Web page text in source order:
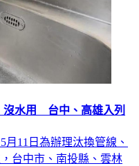
沒水用 台中、高雄入列
11日為辦理汰換管線、
台中市、南投縣、雲林